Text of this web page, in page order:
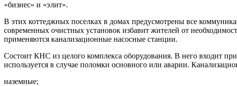
«бизнес» и «элит».
В этих коттеджных поселках в домах предусмотрены все
современных очистных установок избавит жителей от
применяются канализационные насосные станции.
Состоит КНС из целого комплекса оборудования. В него входит
используется в случае поломки основного или аварии.
наземные;